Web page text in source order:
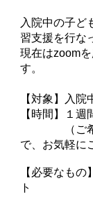
入院中の子ど
習支援を行な
現在はzoom
す。
【対象】入
【時間】１週
（
で、お気軽に
【必要なも
ト